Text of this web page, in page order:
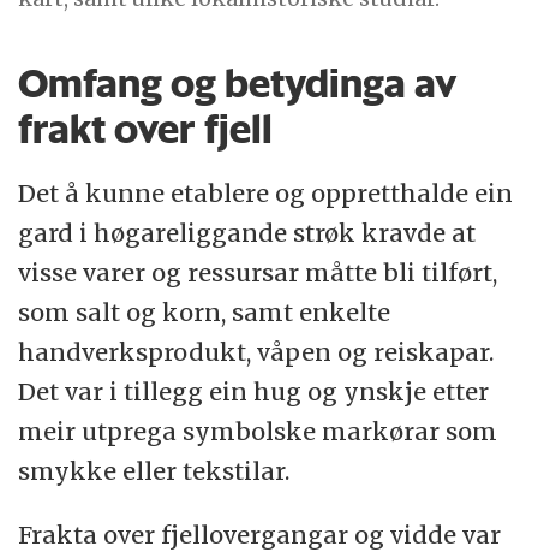
Omfang og betydinga av
frakt over fjell
Det å kunne etablere og oppretthalde ein
gard i høgareliggande strøk kravde at
visse varer og ressursar måtte bli tilført,
som salt og korn, samt enkelte
handverksprodukt, våpen og reiskapar.
Det var i tillegg ein hug og ynskje etter
meir utprega symbolske markørar som
smykke eller tekstilar.
Frakta over fjellovergangar og vidde var